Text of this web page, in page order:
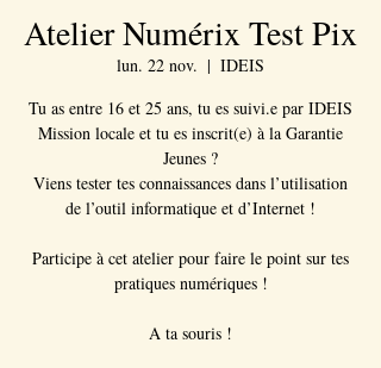
Atelier Numérix Test Pix
lun. 22 nov.
  |
IDEIS
Tu as entre 16 et 25 ans, tu es suivi.e par IDEIS
Mission locale et tu es inscrit(e) à la Garantie
Jeunes ?
Viens tester tes connaissances dans l’utilisation
de l’outil informatique et d’Internet !
Participe à cet atelier pour faire le point sur tes
pratiques numériques !
A ta souris !